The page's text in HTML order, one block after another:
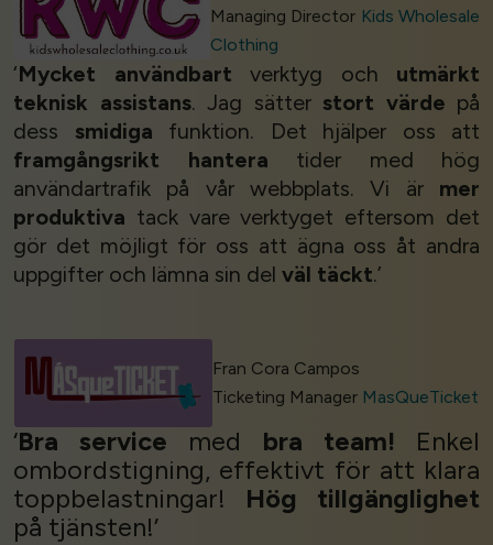
Managing Director Kids Wholesale
Clothing
‘Mycket användbart verktyg och utmärkt
teknisk assistans. Jag sätter stort värde på
dess smidiga funktion. Det hjälper oss att
framgångsrikt hantera tider med hög
användartrafik på vår webbplats. Vi är mer
produktiva tack vare verktyget eftersom det
gör det möjligt för oss att ägna oss åt andra
uppgifter och lämna sin del väl täckt.’
Fran Cora Campos
Ticketing Manager MasQueTicket
‘Bra service med bra team! Enkel
ombordstigning, effektivt för att klara
toppbelastningar! Hög tillgänglighet
på tjänsten!’